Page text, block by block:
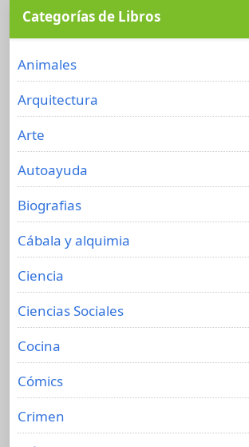
Categorías de Libros
Animales
Arquitectura
Arte
Autoayuda
Biografias
Cábala y alquimia
Ciencia
Ciencias Sociales
Cocina
Cómics
Crimen